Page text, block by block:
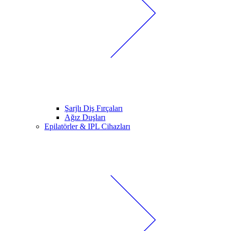
Şarjlı Diş Fırçaları
Ağız Duşları
Epilatörler & IPL Cihazları